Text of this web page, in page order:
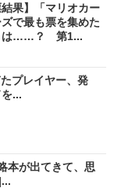
結果】「マリオカー
ズで最も票を集めた
は……？ 第1...
プレイヤー、発
...
本が出てきて、思